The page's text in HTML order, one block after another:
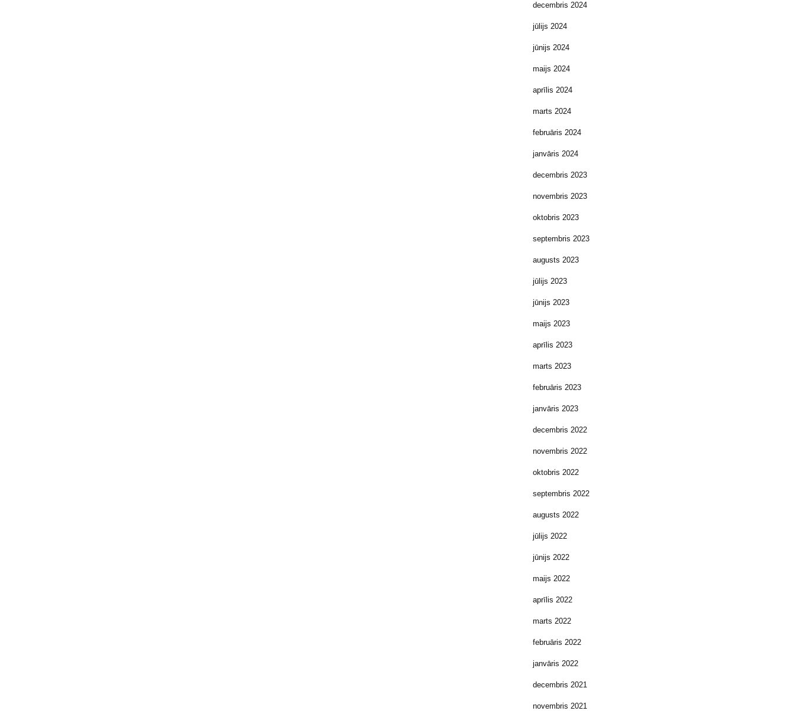
decembris 2024
jūlijs 2024
jūnijs 2024
maijs 2024
aprīlis 2024
marts 2024
februāris 2024
janvāris 2024
decembris 2023
novembris 2023
oktobris 2023
septembris 2023
augusts 2023
jūlijs 2023
jūnijs 2023
maijs 2023
aprīlis 2023
marts 2023
februāris 2023
janvāris 2023
decembris 2022
novembris 2022
oktobris 2022
septembris 2022
augusts 2022
jūlijs 2022
jūnijs 2022
maijs 2022
aprīlis 2022
marts 2022
februāris 2022
janvāris 2022
decembris 2021
novembris 2021